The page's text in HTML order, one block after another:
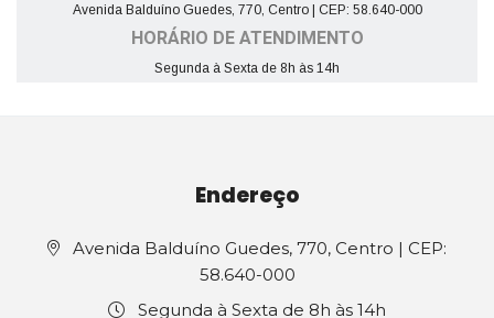
Avenida Balduíno Guedes, 770, Centro | CEP: 58.640-000
HORÁRIO DE ATENDIMENTO
Segunda à Sexta de 8h às 14h
Endereço
Avenida Balduíno Guedes, 770, Centro | CEP:
58.640-000
Segunda à Sexta de 8h às 14h